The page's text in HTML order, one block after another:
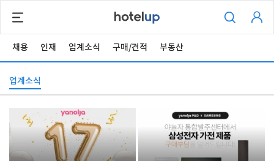
채용 인재 업계소식 구매/견적 부동산
업계소식